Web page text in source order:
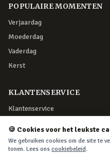
POPULAIRE MOMENTEN
Verjaardag
Moederdag
Vaderdag
Kerst
KLANTENSERVICE
Klantenservice
Bestelling herroepen
Over Cadeau.nl
🍪 Cookies voor het leukste
We gebruiken cookies om de site te
tonen. Lees ons cookiebeleid.